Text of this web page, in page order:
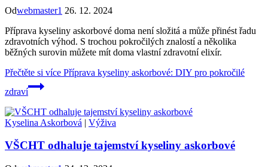
Odwebmaster1 26. 12. 2024
Příprava kyseliny askorbové doma není složitá a může přinést řadu
zdravotních výhod. S trochou pokročilých znalostí a několika
běžných surovin můžete mít doma vlastní zdravotní elixír.
Přečtěte si více Příprava kyseliny askorbové: DIY pro pokročilé
zdraví
Kyselina Askorbová | Výživa
VŠCHT odhaluje tajemství kyseliny askorbové